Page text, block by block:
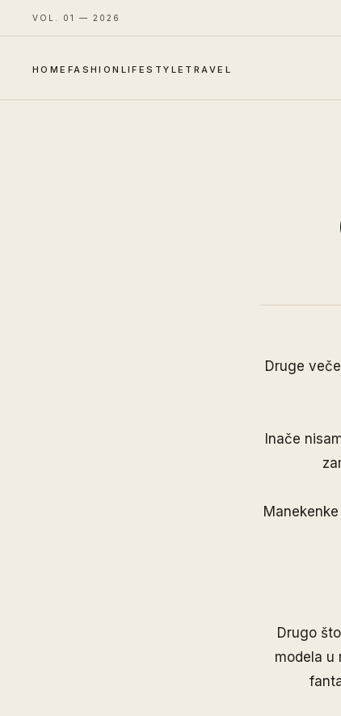
VOL. 01 — 2026
HOME FASHION LIFESTYLE TRAVEL
Druge
Inače
Drugo
modela u